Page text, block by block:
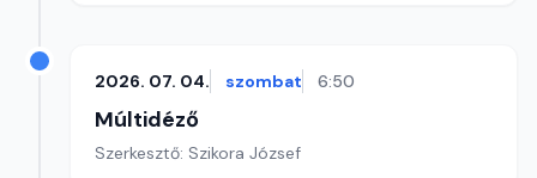
2026. 07. 04. szombat 6:50
Múltidéző
Szerkesztő: Szikora József